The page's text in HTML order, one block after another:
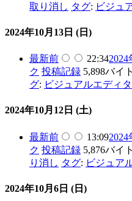
取り消し タグ: ビジュ
2024年10月13日 (日)
最新前 22:342024
ク 投稿記録 5,898バイト
グ: ビジュアルエディ
2024年10月12日 (土)
最新前 13:092024
ク 投稿記録 5,876バイト
り消し タグ: ビジュア
2024年10月6日 (日)